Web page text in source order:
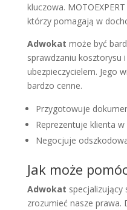
kluczowa.
którzy pomagają w
Adwokat może być
sprawdzaniu kosztorysu
ubezpieczycielem. Jego
bardzo cenne.
Przygotowuje
Reprezentuje klienta w
Negocjuje
Jak może
Adwokat specjalizujący
zrozumieć nasze prawa.